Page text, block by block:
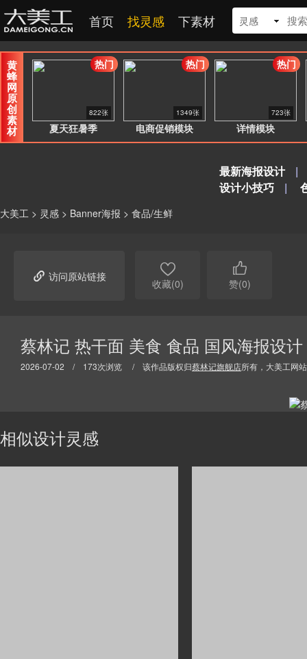
首页 找灵感 下素材 灵感
黄
蜂
网
原
创
素
材 夏天狂暑季
822张
热门
电商促销模块
1349张
热门
详情模块
723张
热门
最新海报设计
|
设计小技巧
|
大美工 > 灵感 > Banner海报 > 食品/生鲜
 访问原站链接 
收藏(0)

赞(0)
蔡林记 热干面 美食 食品 国风海报设计
2026-07-02 / 173次浏览 / 该作品版权归蔡林记旗舰店所有，大美工网
相似设计灵感